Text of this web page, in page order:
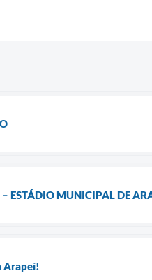
ESTÁDIO MUNICIPAL DE
Arapeí!